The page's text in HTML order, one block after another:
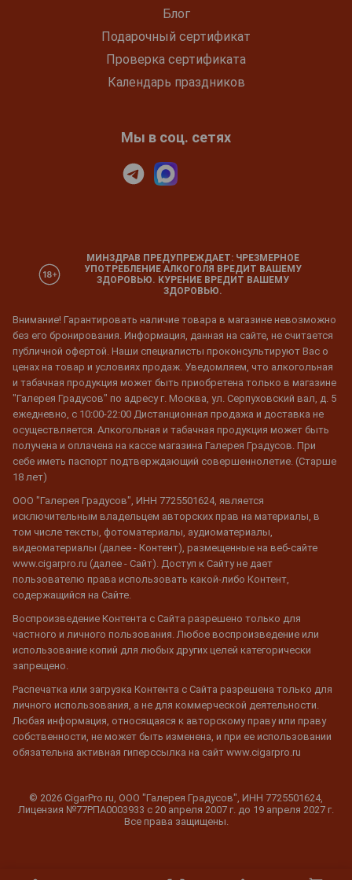
Блог
Подарочный сертификат
Проверка сертификата
Календарь праздников
Мы в соц. сетях
МИНЗДРАВ ПРЕДУПРЕЖДАЕТ: ЧРЕЗМЕРНОЕ
УПОТРЕБЛЕНИЕ АЛКОГОЛЯ ВРЕДИТ ВАШЕМУ
ЗДОРОВЬЮ. КУРЕНИЕ ВРЕДИТ ВАШЕМУ
ЗДОРОВЬЮ.
Внимание! Гарантировать наличие товара в магазине невозможно
без его бронирования. Информация, данная на сайте, не считается
публичной офертой. Наши специалисты проконсультируют Вас о
ценах на товар и условиях продаж. Уведомляем, что алкогольная
и табачная продукция может быть приобретена только в магазине
"Галерея Градусов" по адресу г. Москва, ул. Серпуховский вал, д. 5
ежедневно, с 10:00-22:00 Дистанционная продажа и доставка не
осуществляется. Алкогольная и табачная продукция может быть
получена и оплачена на кассе магазина Галерея Градусов. При
себе иметь паспорт подтверждающий совершеннолетие. (Старше
18 лет)
ООО "Галерея Градусов", ИНН 7725501624, является
исключительным владельцем авторских прав на материалы, в
том числе тексты, фотоматериалы, аудиоматериалы,
видеоматериалы (далее - Контент), размещенные на веб-сайте
www.cigarpro.ru (далее - Сайт). Доступ к Сайту не дает
пользователю права использовать какой-либо Контент,
содержащийся на Сайте.
Воспроизведение Контента с Сайта разрешено только для
частного и личного пользования. Любое воспроизведение или
использование копий для любых других целей категорически
запрещено.
Распечатка или загрузка Контента с Сайта разрешена только для
личного использования, а не для коммерческой деятельности.
Любая информация, относящаяся к авторскому праву или праву
собственности, не может быть изменена, и при ее использовании
обязательна активная гиперссылка на сайт www.cigarpro.ru
© 2026 CigarPro.ru, ООО "Галерея Градусов", ИНН 7725501624,
Лицензия №77РПА0003933 c 20 апреля 2007 г. до 19 апреля 2027 г.
Все права защищены.